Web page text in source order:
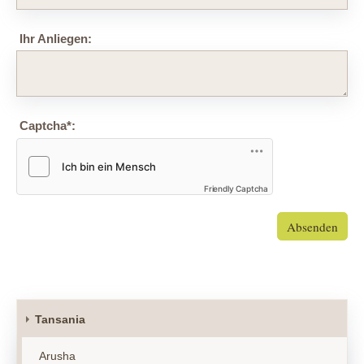
Ihr Anliegen:
Captcha*:
Friendly Captcha
Absenden
Tansania
Arusha